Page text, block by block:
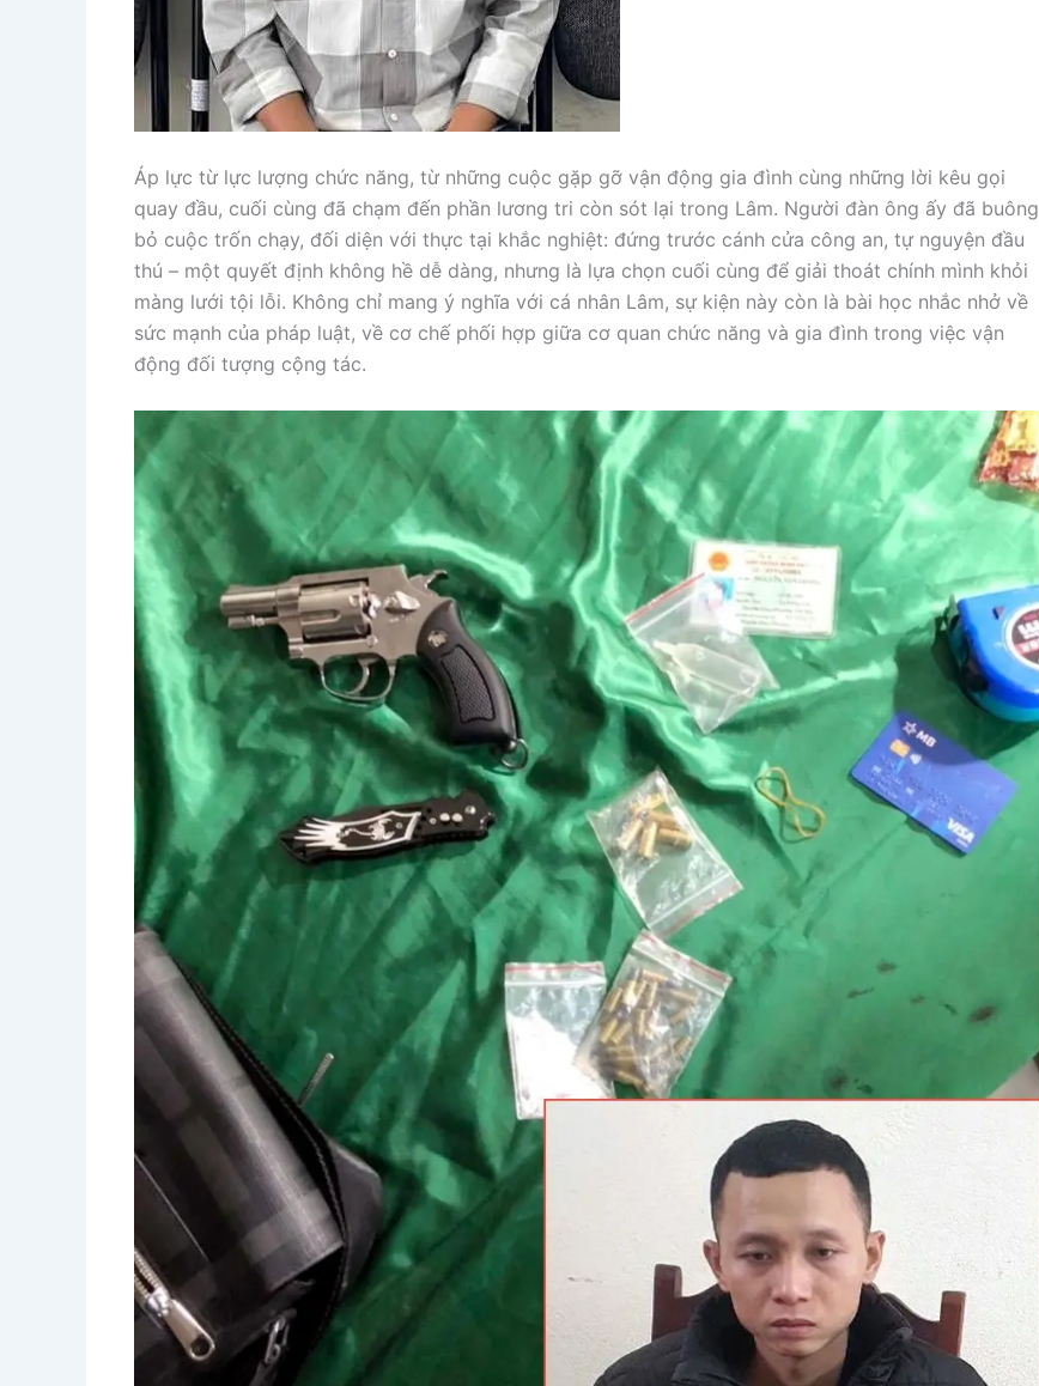
Áp lực từ lực lượng chức năng, từ những cuộc gặp gỡ vận động gia đình cùng những lời kêu gọi
quay đầu, cuối cùng đã chạm đến phần lương tri còn sót lại trong Lâm. Người đàn ông ấy đã buông
bỏ cuộc trốn chạy, đối diện với thực tại khắc nghiệt: đứng trước cánh cửa công an, tự nguyện đầu
thú – một quyết định không hề dễ dàng, nhưng là lựa chọn cuối cùng để giải thoát chính mình khỏi
màng lưới tội lỗi. Không chỉ mang ý nghĩa với cá nhân Lâm, sự kiện này còn là bài học nhắc nhở về
sức mạnh của pháp luật, về cơ chế phối hợp giữa cơ quan chức năng và gia đình trong việc vận
động đối tượng cộng tác.